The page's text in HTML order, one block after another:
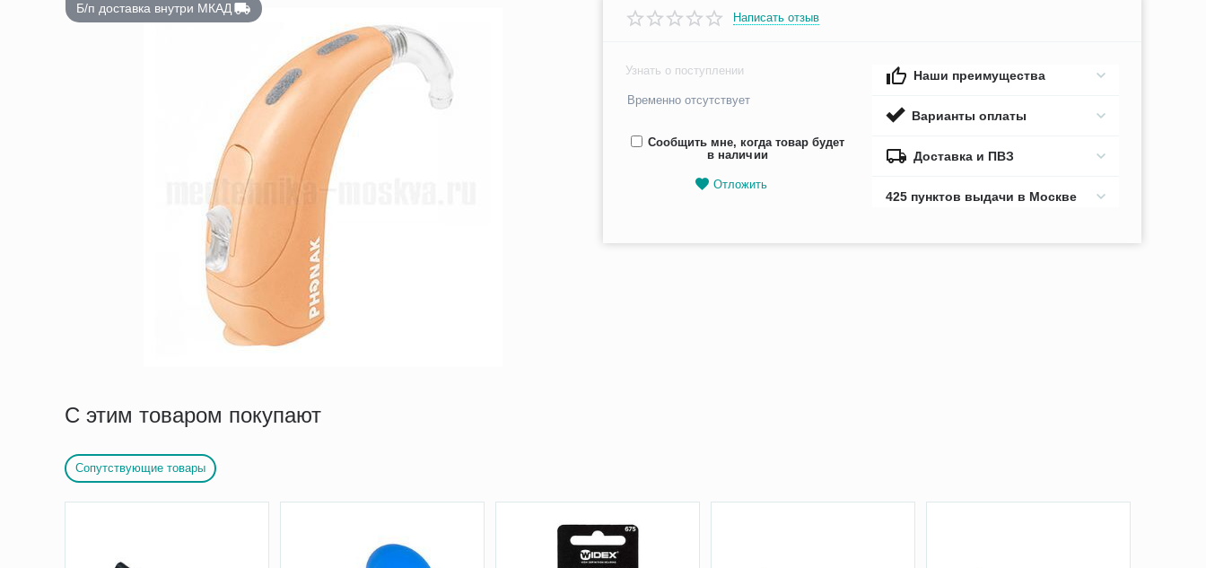
Написать отзыв
Узнать о поступлении
Временно отсутствует
Сообщить мне, когда товар будет
в наличии
Отложить
Наши преимущества
Варианты оплаты
Доставка и ПВЗ
425 пунктов выдачи в Москве
С этим товаром покупают
Сопутствующие товары